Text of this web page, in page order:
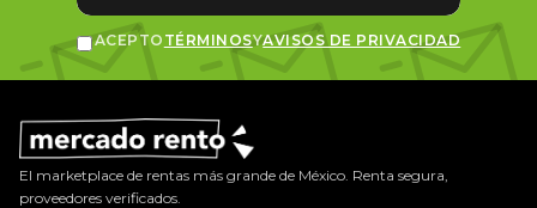
ACEPTO TÉRMINOSYAVISOS DE PRIVACIDAD
El marketplace de rentas más grande de México. Renta segura,
proveedores verificados.